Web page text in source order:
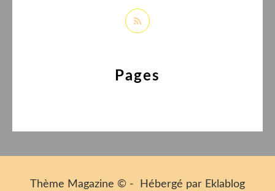
Pages
Thème Magazine © - Hébergé par Eklablog